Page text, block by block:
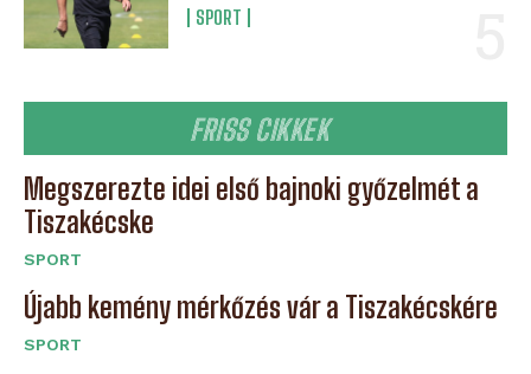
SPORT
FRISS CIKKEK
Megszerezte idei első bajnoki győzelmét a
Tiszakécske
SPORT
Újabb kemény mérkőzés vár a Tiszakécskére
SPORT